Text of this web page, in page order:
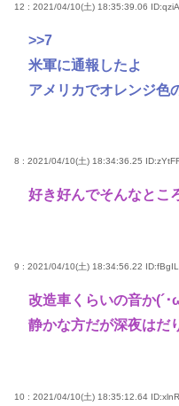
12 : 2021/04/10(土) 18:35:39.06
>>7
米軍に通報したよ
アメリカでオレンジ色
8 : 2021/04/10(土) 18:34:36.25
好き好んでそんなとこ
9 : 2021/04/10(土) 18:34:56.22
改造車くらいの音か(´･
静かな方だが深夜はだ
10 : 2021/04/10(土) 18:35:12.64